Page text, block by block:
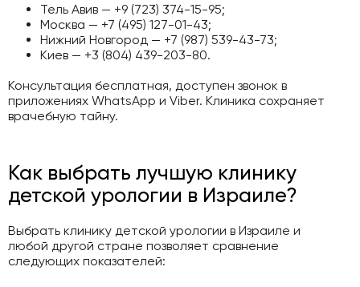
Тель Авив — +9 (723) 374-15-95;
Москва — +7 (495) 127-01-43;
Нижний Новгород — +7 (987) 539-43-73;
Киев — +3 (804) 439-203-80.
Консультация бесплатная, доступен звонок в
приложениях WhatsApp и Viber. Клиника сохраняет
врачебную тайну.
Как выбрать лучшую клинику
детской урологии в Израиле?
Выбрать клинику детской урологии в Израиле и
любой другой стране позволяет сравнение
следующих показателей: